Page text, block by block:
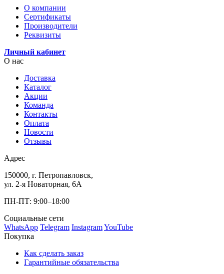
О компании
Сертификаты
Производители
Реквизиты
Личный кабинет
О нас
Доставка
Каталог
Акции
Команда
Контакты
Оплата
Новости
Отзывы
Адрес
150000, г. Петропавловск,
ул. 2-я Новаторная, 6А
ПН-ПТ: 9:00–18:00
Социальные сети
WhatsApp Telegram InstagramYouTube
Покупка
Как сделать заказ
Гарантийные обязательства